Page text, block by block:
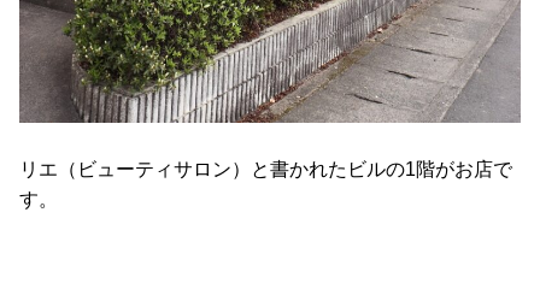
リエ（ビューティサロン）と書かれたビルの1階がお店で
す。